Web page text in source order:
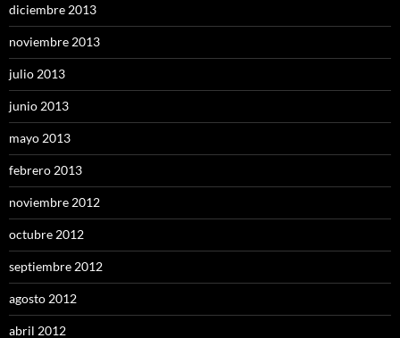
diciembre 2013
noviembre 2013
julio 2013
junio 2013
mayo 2013
febrero 2013
noviembre 2012
octubre 2012
septiembre 2012
agosto 2012
abril 2012